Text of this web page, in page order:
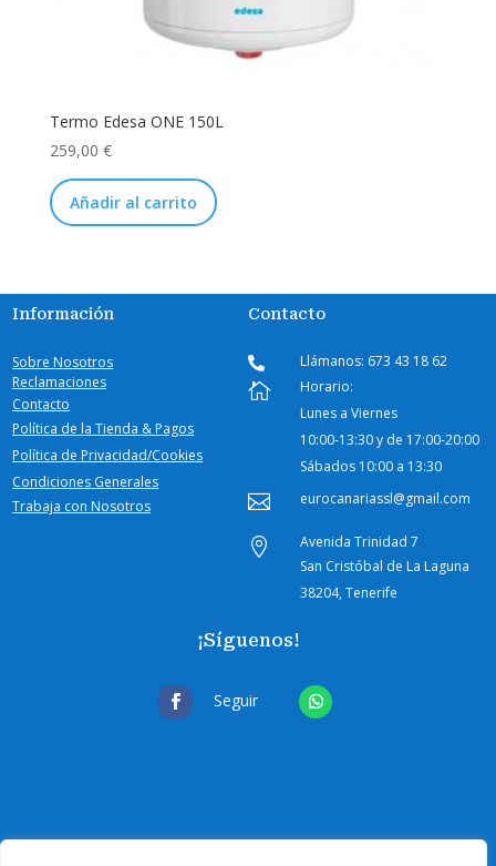
Termo Edesa ONE 150L
259,00 €
Añadir al carrito
Información
Sobre Nosotros
Reclamaciones
Contacto
Política de la Tienda & Pagos
Política de Privacidad/Cookies
Condiciones Generales
Trabaja con Nosotros
Contacto
 Llámanos: 673 43 18 62

Horario:
Lunes a Viernes
10:00-13:30 y de 17:00-20:00
Sábados 10:00 a 13:30
 eurocanariassl@gmail.com

Avenida Trinidad 7
San Cristóbal de La Laguna
38204, Tenerife
¡Síguenos!
Seguir